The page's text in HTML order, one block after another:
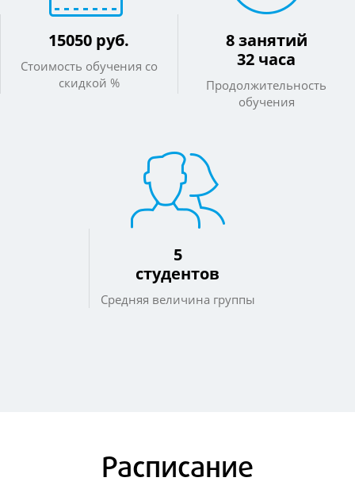
15050 руб.
Стоимость обучения со
скидкой %
8 занятий
32 часа
Продолжительность
обучения
5
студентов
Средняя величина группы
Расписание